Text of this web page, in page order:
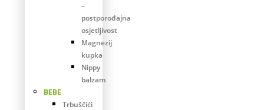
–
postporođajna
osjetljivost
Magnezij
kupka
Nippy
balzam
BEBE
Trbuščići